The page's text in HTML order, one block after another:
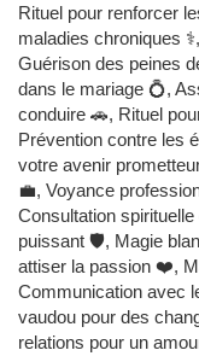
Rituel pour renforcer
maladies chroniques
Guérison des peines
dans le mariage 💍,
conduire 🚗, Rituel
Prévention contre les
votre avenir
💼, Voyance
Consultation
puissant 🛡️, Magie
attiser la passion ❤️,
Communication avec
vaudou pour des
relations pour un